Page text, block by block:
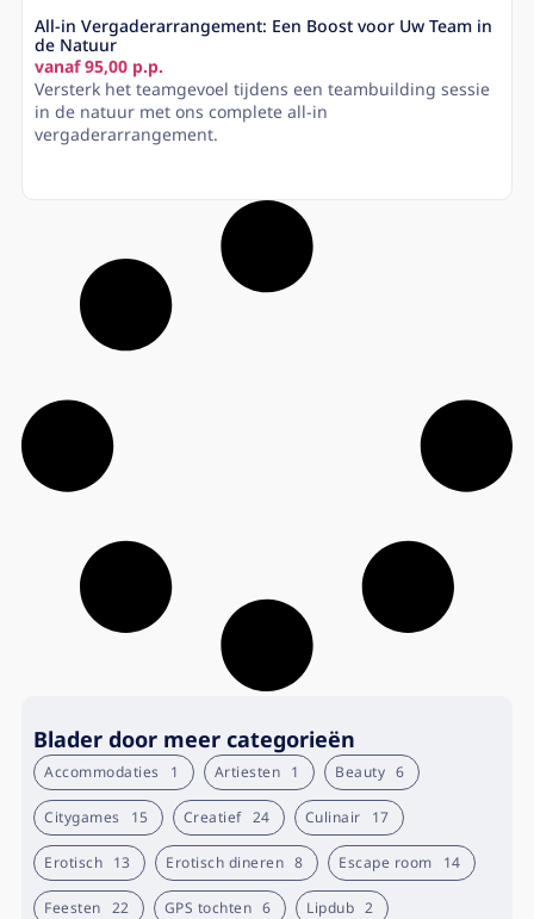
All-in Vergaderarrangement: Een Boost voor Uw Team in
de Natuur
vanaf 95,00 p.p.
Versterk het teamgevoel tijdens een teambuilding sessie
in de natuur met ons complete all-in
vergaderarrangement.
Blader door meer categorieën
Accommodaties 1 Artiesten 1 Beauty 6
Citygames 15 Creatief 24 Culinair 17
Erotisch 13 Erotisch dineren 8 Escape room 14
Feesten 22 GPS tochten 6 Lipdub 2